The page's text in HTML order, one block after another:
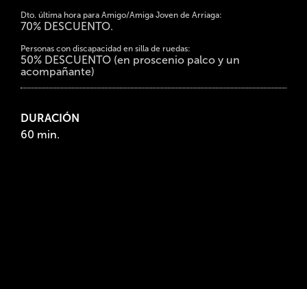
Dto. última hora para Amigo/Amiga Joven de Arriaga:
70% DESCUENTO.
Personas con discapacidad en silla de ruedas:
50% DESCUENTO (en proscenio palco y un
acompañante)
DURACIÓN
60 min.